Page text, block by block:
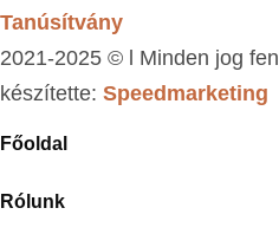
Tanúsítvány
2021-2025 © l Minden jog
készítette: Speedmarketing
Főoldal
Rólunk